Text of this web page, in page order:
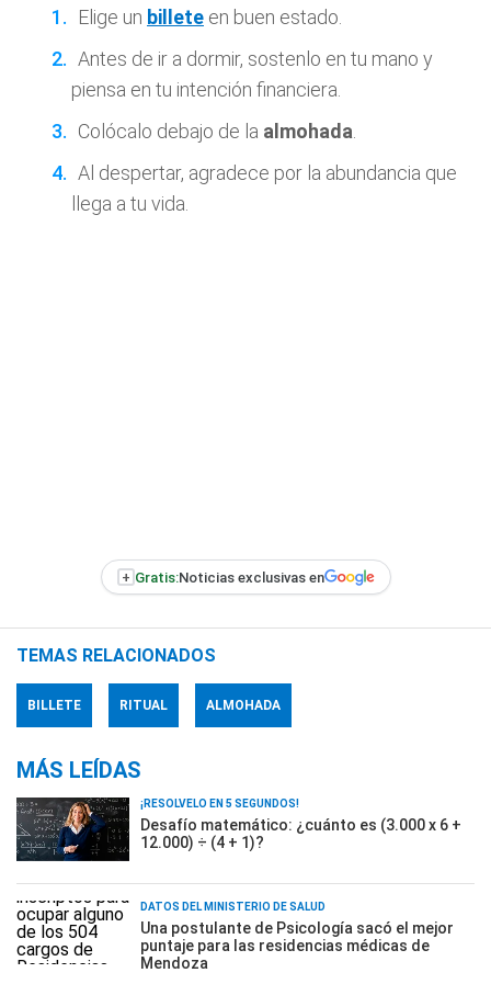
Elige un billete en buen estado.
Antes de ir a dormir, sostenlo en tu mano y
piensa en tu intención financiera.
Colócalo debajo de la almohada
Al despertar, agradece por la abundancia que
llega a tu vida.
+ Gratis:Noticias exclusivas en
TEMAS RELACIONADOS
BILLETE RITUAL ALMOHADA
MÁS LEÍDAS
¡RESOLVELO EN 5 SEGUNDOS!
Desafío matemático: ¿cuánto es (3.000 x 6 +
12.000) ÷ (4 + 1)?
DATOS DEL MINISTERIO DE SALUD
Una postulante de Psicología sacó el mejor
puntaje para las residencias médicas de
Mendoza